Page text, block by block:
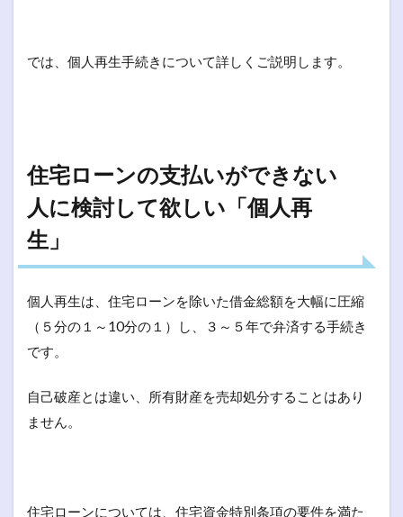
では、個人再生手続きについて詳しくご説明します。
住宅ローンの支払いができない
人に検討して欲しい「個人再
生」
個人再生は、住宅ローンを除いた借金総額を大幅に圧縮
（５分の１～10分の１）し、３～５年で弁済する手続き
です。
自己破産とは違い、所有財産を売却処分することはあり
ません。
住宅ローンについては、住宅資金特別条項の要件を満た